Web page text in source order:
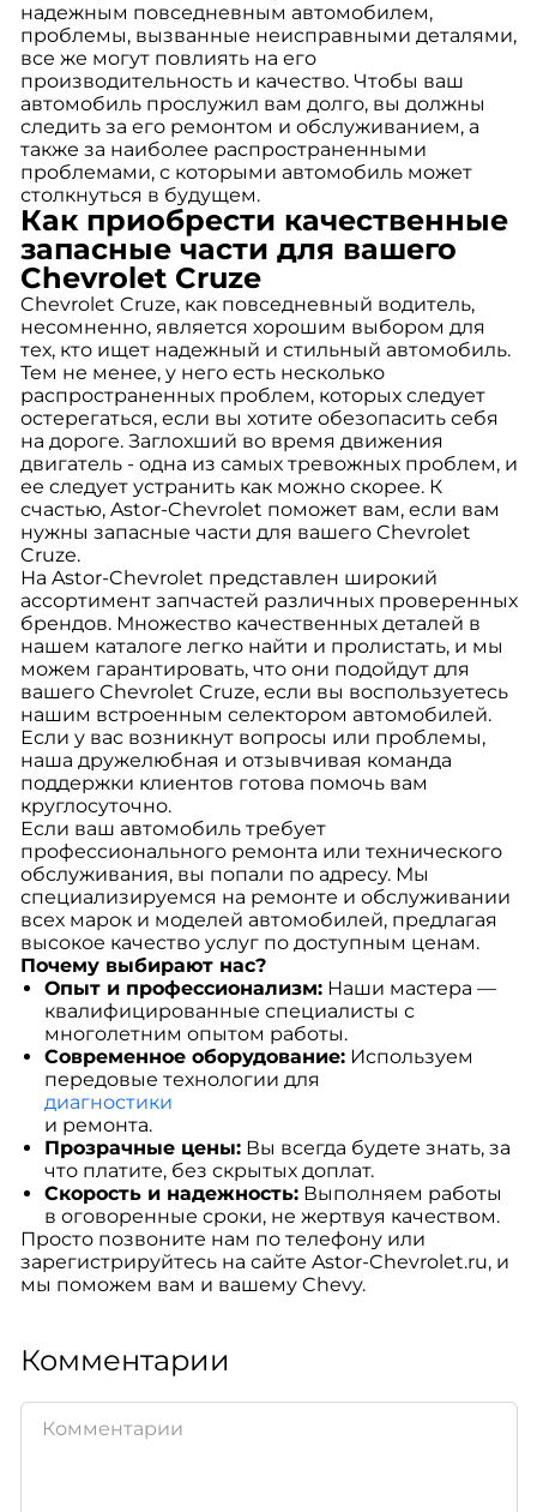
надежным повседневным автомобилем,
проблемы, вызванные неисправными деталями,
все же могут повлиять на его
производительность и качество. Чтобы ваш
автомобиль прослужил вам долго, вы должны
следить за его ремонтом и обслуживанием, а
также за наиболее распространенными
проблемами, с которыми автомобиль может
столкнуться в будущем.
Как приобрести качественные
запасные части для вашего
Chevrolet Cruze
Chevrolet Cruze, как повседневный водитель,
несомненно, является хорошим выбором для
тех, кто ищет надежный и стильный автомобиль.
Тем не менее, у него есть несколько
распространенных проблем, которых следует
остерегаться, если вы хотите обезопасить себя
на дороге. Заглохший во время движения
двигатель - одна из самых тревожных проблем, и
ее следует устранить как можно скорее. К
счастью, Astor-Chevrolet поможет вам, если вам
нужны запасные части для вашего Chevrolet
Cruze.
На Astor-Chevrolet представлен широкий
ассортимент запчастей различных проверенных
брендов. Множество качественных деталей в
нашем каталоге легко найти и пролистать, и мы
можем гарантировать, что они подойдут для
вашего Chevrolet Cruze, если вы воспользуетесь
нашим встроенным селектором автомобилей.
Если у вас возникнут вопросы или проблемы,
наша дружелюбная и отзывчивая команда
поддержки клиентов готова помочь вам
круглосуточно.
Если ваш автомобиль требует
профессионального ремонта или технического
обслуживания, вы попали по адресу. Мы
специализируемся на ремонте и обслуживании
всех марок и моделей автомобилей, предлагая
высокое качество услуг по доступным ценам.
Почему выбирают нас?
Опыт и профессионализм:Наши мастера —
квалифицированные специалисты с
многолетним опытом работы.
Современное оборудование:Используем
передовые технологии для
диагностики
и ремонта.
Прозрачные цены:Вы всегда будете знать, за
что платите, без скрытых доплат.
Скорость и надежность:Выполняем работы
в оговоренные сроки, не жертвуя качеством.
Просто позвоните нам по телефону или
зарегистрируйтесь на сайте Astor-Chevrolet.ru, и
мы поможем вам и вашему Chevy.
Комментарии